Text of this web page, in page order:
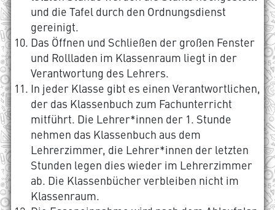
und die Tafel durch den Ordnungsdienst
gereinigt.
Das Öffnen und Schließen der großen Fenster
und Rollladen im Klassenraum liegt in der
Verantwortung des Lehrers.
In jeder Klasse gibt es einen Verantwortlichen,
der das Klassenbuch zum Fachunterricht
mitführt. Die Lehrer*innen der 1. Stunde
nehmen das Klassenbuch aus dem
Lehrerzimmer, die Lehrer*innen der letzten
Stunden legen dies wieder im Lehrerzimmer
ab. Die Klassenbücher verbleiben nicht im
Klassenraum.